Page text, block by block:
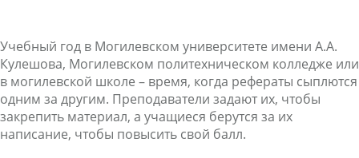
Учебный год в Могилевском университете имени А.А.
Кулешова, Могилевском политехническом колледже или
в могилевской школе – время, когда рефераты сыплются
одним за другим. Преподаватели задают их, чтобы
закрепить материал, а учащиеся берутся за их
написание, чтобы повысить свой балл.